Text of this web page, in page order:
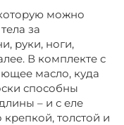
можно
за
руки, ноги,
В комплекте с
масло, куда
способны
– и с еле
толстой и